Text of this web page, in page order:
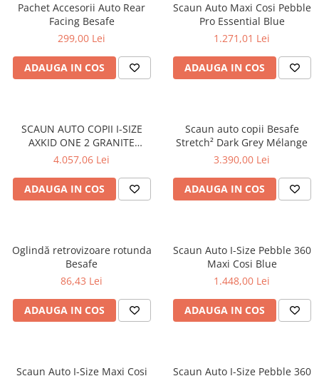
Pachet Accesorii Auto Rear
Facing Besafe
299,00 Lei
ADAUGA IN COS
Scaun Auto Maxi Cosi Pebble
Pro Essential Blue
1.271,01 Lei
ADAUGA IN COS
SCAUN AUTO COPII I-SIZE
AXKID ONE 2 GRANITE
MELANGE
4.057,06 Lei
ADAUGA IN COS
Scaun auto copii Besafe
Stretch² Dark Grey Mélange
3.390,00 Lei
ADAUGA IN COS
Oglindă retrovizoare rotunda
Besafe
86,43 Lei
ADAUGA IN COS
Scaun Auto I-Size Pebble 360
Maxi Cosi Blue
1.448,00 Lei
ADAUGA IN COS
Scaun Auto I-Size Maxi Cosi
Scaun Auto I-Size Pebble 360